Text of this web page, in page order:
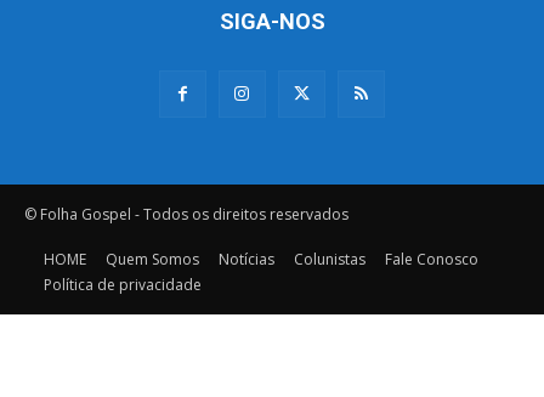
SIGA-NOS
© Folha Gospel - Todos os direitos reservados
HOME Quem Somos Notícias Colunistas
Fale Conosco
Política de privacidade